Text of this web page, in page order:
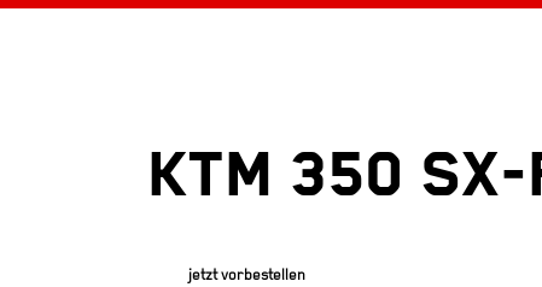
KTM 350
jetzt vorbestellen